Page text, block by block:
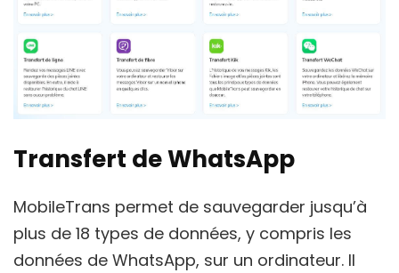
Transfert de WhatsApp
MobileTrans permet de sauvegarder jusqu’à
plus de 18 types de données, y compris les
données de WhatsApp, sur un ordinateur. Il